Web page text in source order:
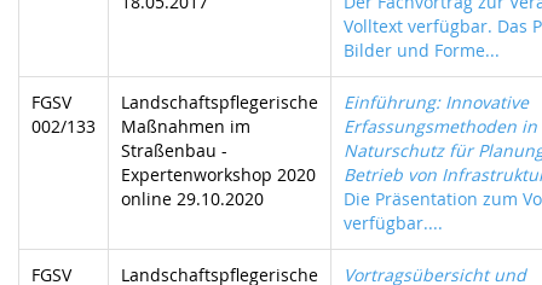
Volltext verfügbar. Das
Bilder und Forme...
FGSV
002/133
Landschaftspflegerische
Maßnahmen im
Straßenbau -
Expertenworkshop 2020
online 29.10.2020
Einführung: Innovative
Erfassungsmethoden
Naturschutz für
Betrieb von
Die Präsentation zum
verfügbar....
FGSV
Landschaftspflegerische
Vortragsübersicht und